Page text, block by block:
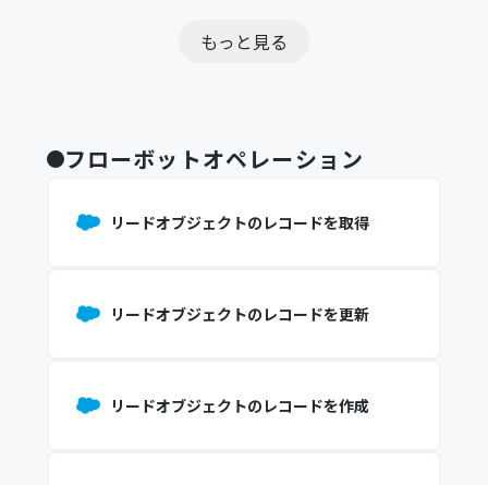
もっと見る
フローボットオペレーション
リードオブジェクトのレコードを取得
リードオブジェクトのレコードを更新
リードオブジェクトのレコードを作成